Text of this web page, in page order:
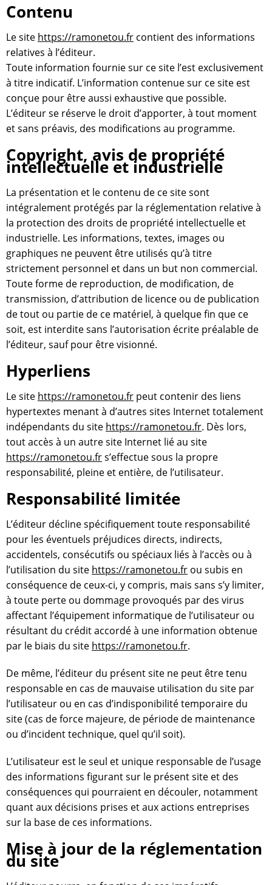
Contenu
Le site https://ramonetou.fr contient des informations
relatives à l’éditeur.
Toute information fournie sur ce site l’est exclusivement
à titre indicatif. L’information contenue sur ce site est
conçue pour être aussi exhaustive que possible.
L’éditeur se réserve le droit d’apporter, à tout moment
et sans préavis, des modifications au programme.
Copyright, avis de propriété
intellectuelle et industrielle
La présentation et le contenu de ce site sont
intégralement protégés par la réglementation relative à
la protection des droits de propriété intellectuelle et
industrielle. Les informations, textes, images ou
graphiques ne peuvent être utilisés qu’à titre
strictement personnel et dans un but non commercial.
Toute forme de reproduction, de modification, de
transmission, d’attribution de licence ou de publication
de tout ou partie de ce matériel, à quelque fin que ce
soit, est interdite sans l’autorisation écrite préalable de
l’éditeur, sauf pour être visionné.
Hyperliens
Le site https://ramonetou.fr peut contenir des liens
hypertextes menant à d’autres sites Internet totalement
indépendants du site https://ramonetou.fr. Dès lors,
tout accès à un autre site Internet lié au site
https://ramonetou.frs’effectue sous la propre
responsabilité, pleine et entière, de l’utilisateur.
Responsabilité limitée
L’éditeur décline spécifiquement toute responsabilité
pour les éventuels préjudices directs, indirects,
accidentels, consécutifs ou spéciaux liés à l’accès ou à
l’utilisation du site https://ramonetou.fr ou subis en
conséquence de ceux-ci, y compris, mais sans s’y limiter,
à toute perte ou dommage provoqués par des virus
affectant l’équipement informatique de l’utilisateur ou
résultant du crédit accordé à une information obtenue
par le biais du site https://ramonetou.fr.
De même, l’éditeur du présent site ne peut être tenu
responsable en cas de mauvaise utilisation du site par
l’utilisateur ou en cas d’indisponibilité temporaire du
site (cas de force majeure, de période de maintenance
ou d’incident technique, quel qu’il soit).
L’utilisateur est le seul et unique responsable de l’usage
des informations figurant sur le présent site et des
conséquences qui pourraient en découler, notamment
quant aux décisions prises et aux actions entreprises
sur la base de ces informations.
Mise à jour de la réglementation
du site